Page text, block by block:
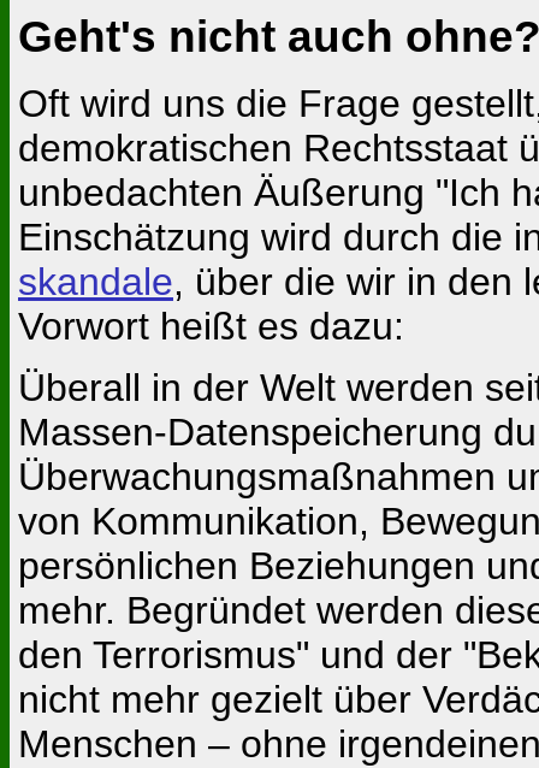
Geht's nicht auch
Oft wird uns die Frage
demokratischen Rechtsstaat
unbedachten Äußerung "Ich
Einschätzung wird durch die
skandale, über die wir in den
Vorwort heißt es dazu:
Überall in der Welt werden
Massen-Datenspeicherung
Überwachungsmaßnahmen
von Kommunikation,
persönlichen Beziehungen
mehr. Begründet werden
den Terrorismus" und der
nicht mehr gezielt über
Menschen – ohne